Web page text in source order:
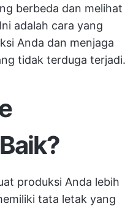
berbeda dan melihat
adalah cara yang
Anda dan menjaga
tidak terduga terjadi.
produksi Anda lebih
tata letak yang